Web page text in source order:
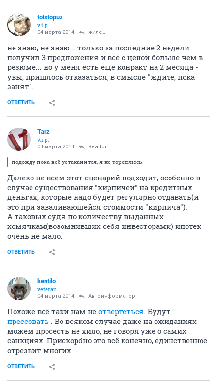
tolstopuz
v.i.p.
04 марта 2014 жилец
не знаю, не знаю... только за последние 2 недели
получил 3 предложения и все с ценой больше чем в
резюме... но у меня есть ещё конракт на 2 месяца -
увы, пришлось отказаться, в смысле "ждите, пока
занят".
ОТВЕТИТЬ
Tarz
v.i.p.
04 марта 2014 Realtor
подожду пока всё устаканится, я не тороплюсь.
Далеко не всем этот сценарий подходит, особенно в
случае существования "кирпичей" на кредитных
деньгах, которые надо будет регулярно отдавать(и
это при заваливающейся стоимости "кирпича").
А таковых судя по количеству выданных
хомячкам(возомнивших себя инвесторами) ипотек
очень не мало.
ОТВЕТИТЬ
kentilo
veteran
04 марта 2014 Автоинформатор
Похоже всё таки нам не отвертеться. Будут
прессовать . Во всяком случае даже на ожиданиях
можем просесть не хило, не говоря уже о самих
санкциях. Прискорбно это всё конечно, единственное
отрезвит многих.
ОТВЕТИТЬ